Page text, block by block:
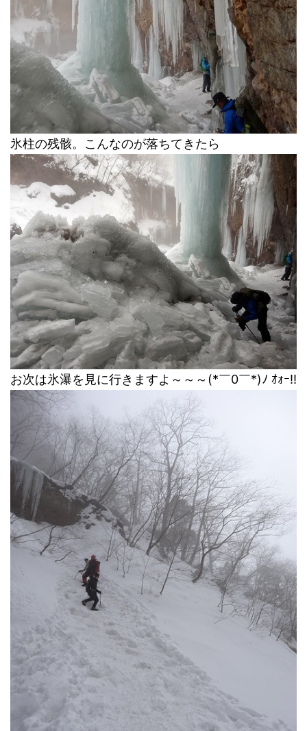
氷柱の残骸。こんなのが落ちてきたら
お次は氷瀑を見に行きますよ～～～(*￣0￣*)ﾉ ｵｫｰ!!